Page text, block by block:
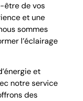
être de vos
et une
sommes
l’éclairage
et
notre service
des